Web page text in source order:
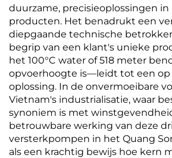
duurzame, precisieoplossingen in
producten. Het benadrukt een
diepgaande technische
begrip van een klant's unieke
het 100°C water of 518 meter
opvoerhoogte is—leidt tot een
oplossing. In de onvermoeibare
Vietnam's industrialisatie, waar
synoniem is met
betrouwbare werking van deze
versterkpompen in het Quang
als een krachtig bewijs hoe kern